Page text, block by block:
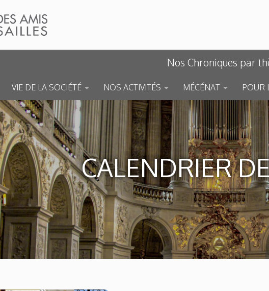
Nos Chroniques par
VIE DE LA SOCIÉTÉ NOS ACTIVITÉS MÉCÉNAT POUR
CALENDRIER